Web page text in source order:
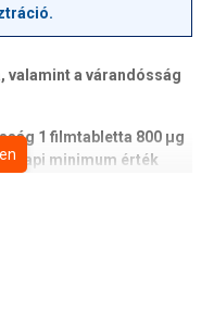
valamint a várandósság
1 filmtabletta 800 µg
napi minimum érték